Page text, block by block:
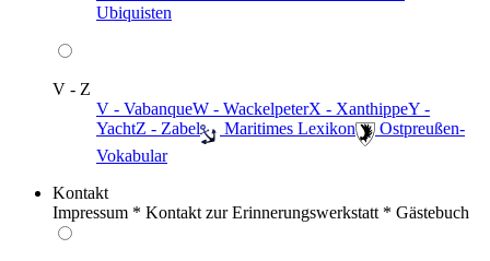
Ubiquisten
V - Z
V - VabanqueW - WackelpeterX - XanthippeY -
YachtZ - Zabel ️ Maritimes Lexikon
️ Ostpreußen-
Vokabular
Kontakt
Impressum * Kontakt zur Erinnerungswerkstatt * Gästebuch